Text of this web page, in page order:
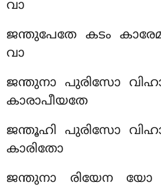
വാ
ജന്തുപേതേ കടം
വാ
ജന്തുനാ പുരിസോ
കാരാപീയതേ
ജന്തൂഹി പുരിസോ
കാരിതോ
ജന്തുനാ രിയേന